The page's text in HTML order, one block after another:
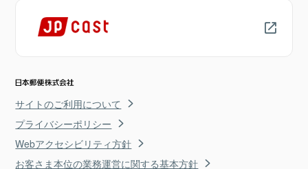
サイトのご利用について
プライバシーポリシー
Webアクセシビリティ方針
お客さま本位の業務運営に関する基本方針